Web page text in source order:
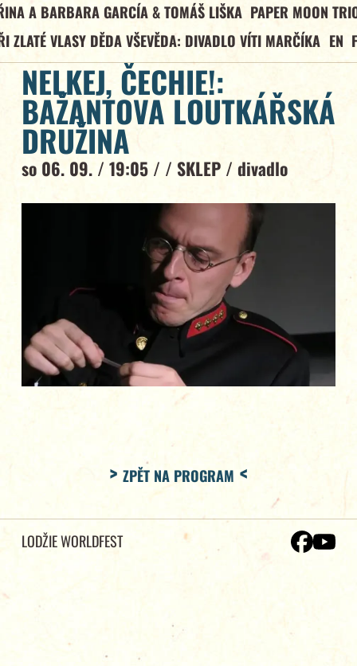
A BARBARA GARCÍA & TOMÁŠ LIŠKA PAPER MOON
ZLATÉ VLASY DĚDA VŠEVĚDA: DIVADLO VÍTI MARČÍKA EN
NELKEJ, ČECHIE!:
BAŽANTOVA LOUTKÁŘSKÁ
DRUŽINA
so 06. 09. / 19:05 / / SKLEP / divadlo
ZPĚT NA PROGRAM
LODŽIE WORLDFEST